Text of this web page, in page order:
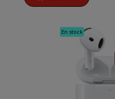
En stock